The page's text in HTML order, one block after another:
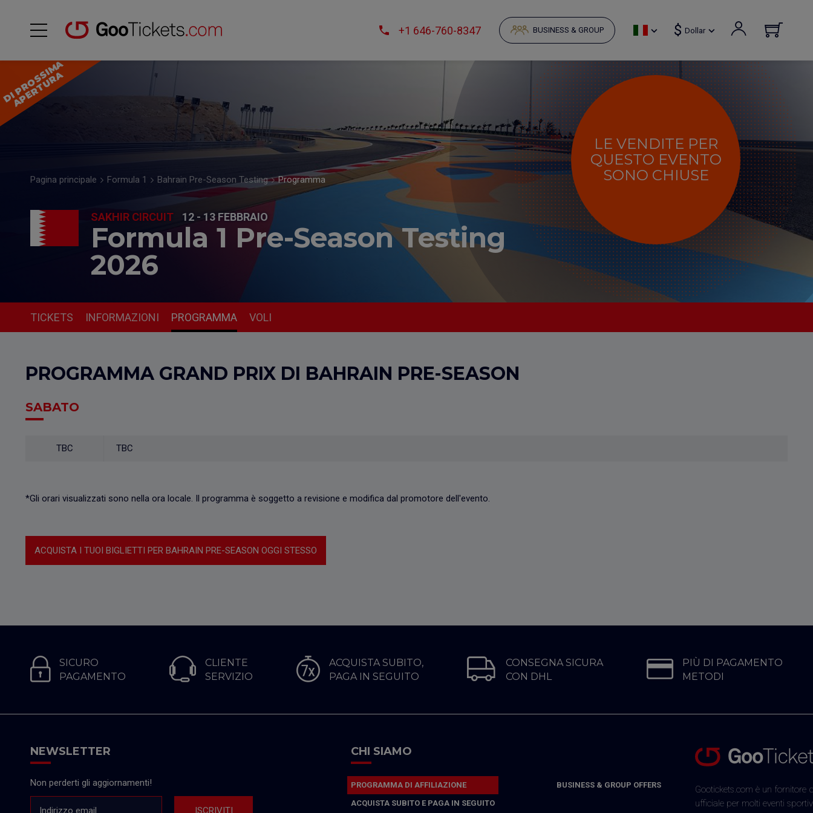
+1 646-760-8347 BUSINESS & GROUP $ Dollar
D
I
P
R
O
S
S
I
M
A
A
P
E
R
T
U
R
A
Pagina principale Formula 1 Bahrain Pre-Season Testing Programma
SAKHIR CIRCUIT 12 - 13 FEBBRAIO
Formula 1 Pre-Season Testing
2026
LE VENDITE PER
QUESTO EVENTO
SONO CHIUSE
TICKETS INFORMAZIONI PROGRAMMA VOLI
PROGRAMMA GRAND PRIX DI BAHRAIN PRE-SEASON
SABATO
TBC TBC
*Gli orari visualizzati sono nella ora locale. Il programma è soggetto a revisione e modifica dal promotore dell'evento.
ACQUISTA I TUOI BIGLIETTI PER BAHRAIN PRE-SEASON OGGI STESSO
SICURO
PAGAMENTO
CLIENTE
SERVIZIO
ACQUISTA SUBITO,
PAGA IN SEGUITO
CONSEGNA SICURA
CON DHL
PIÙ DI PAGAMENTO
METODI
NEWSLETTER
Non perderti gli aggiornamenti!
Indirizzo email ISCRIVITI
CHI SIAMO
PROGRAMMA DI AFFILIAZIONE
ACQUISTA SUBITO E PAGA IN SEGUITO
BUSINESS & GROUP OFFERS
Gootickets.com è un fornitore
ufficiale per molti eventi